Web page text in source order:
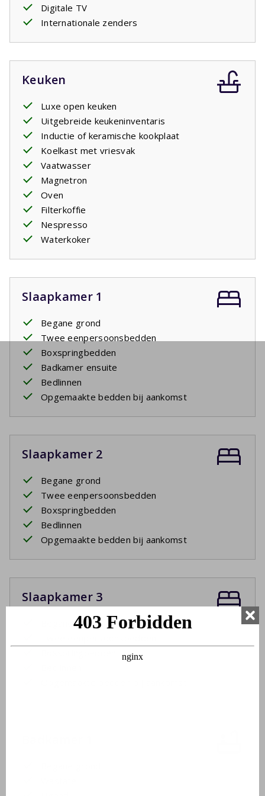
Digitale TV
Internationale zenders
Keuken
Luxe open keuken
Uitgebreide keukeninventaris
Inductie of keramische kookplaat
Koelkast met vriesvak
Vaatwasser
Magnetron
Oven
Filterkoffie
Nespresso
Waterkoker
Slaapkamer 1
Begane grond
Twee eenpersoonsbedden
Boxspringbedden
Badkamer ensuite
Bedlinnen
Opgemaakte bedden bij aankomst
Slaapkamer 2
Begane grond
Twee eenpersoonsbedden
Boxspringbedden
Bedlinnen
Opgemaakte bedden bij aankomst
Slaapkamer 3
Begane grond